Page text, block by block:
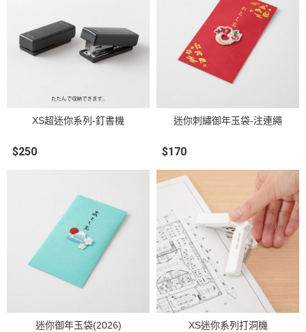
XS超迷你系列-釘書機
$250
迷你刺繡御年玉袋-注連繩
$170
迷你御年玉袋(2026) XS迷你系列打洞機